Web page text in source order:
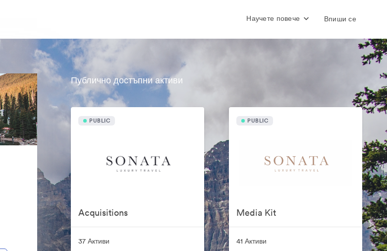
Научете повече Впиши се
Публично достъпни активи
PUBLIC
Acquisitions
37 Активи
PUBLIC
Media Kit
41 Активи